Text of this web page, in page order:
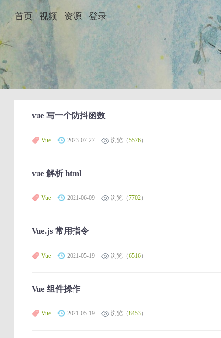
首页 视频 资源 登录
vue 写一个防抖函数
Vue 2023-07-27 浏览（5576）
vue 解析 html
Vue 2021-06-09 浏览（7702）
Vue.js 常用指令
Vue 2021-05-19 浏览（6516）
Vue 组件操作
Vue 2021-05-19 浏览（8453）